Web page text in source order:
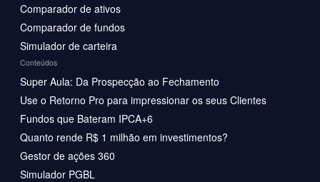
Comparador de ativos
Comparador de fundos
Simulador de carteira
Conteúdos
Super Aula: Da Prospecção ao Fechamento
Use o Retorno Pro para impressionar os seus Clientes
Fundos que Bateram IPCA+6
Quanto rende R$ 1 milhão em investimentos?
Gestor de ações 360
Simulador PGBL